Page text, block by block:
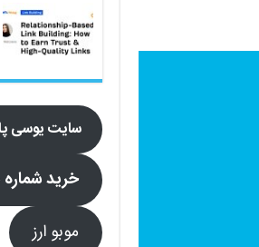
سایت یوسی
خرید
موبو ارز